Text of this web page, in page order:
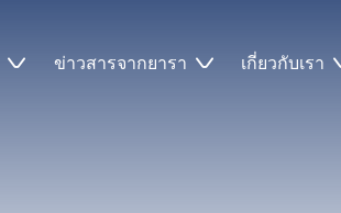
ข่าวสารจากยารา เกี่ยวกับเรา